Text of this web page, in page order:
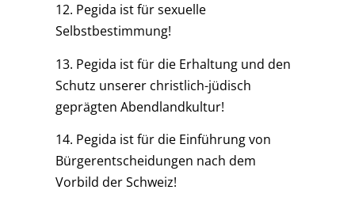
12. Pegida ist für sexuelle
Selbstbestimmung!
13. Pegida ist für die Erhaltung und den
Schutz unserer christlich-jüdisch
geprägten Abendlandkultur!
14. Pegida ist für die Einführung von
Bürgerentscheidungen nach dem
Vorbild der Schweiz!